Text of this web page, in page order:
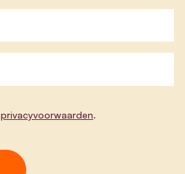
privacyvoorwaarden.